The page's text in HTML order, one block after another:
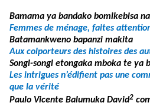
Bamama ya bandako bomikebisa
Femmes de ménage, faites
Batamankweno bapanzi makita
Aux colporteurs des histoires des
Songi-songi etongaka mboka te ya
Les intrigues n’édifient pas une
que la vérité
Paulo Vicente Balumuka David2